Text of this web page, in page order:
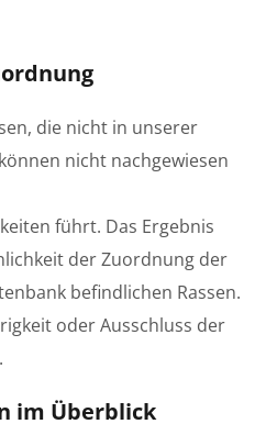
die nicht in unserer
nicht nachgewiesen
führt. Das Ergebnis
der Zuordnung der
befindlichen Rassen.
oder Ausschluss der
im Überblick